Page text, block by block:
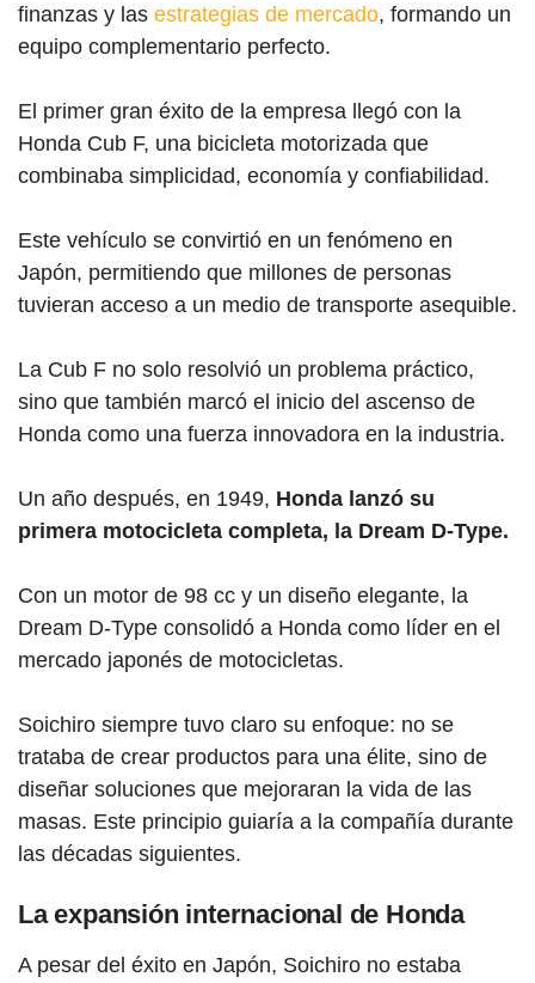
finanzas y las estrategias de mercado, formando un
equipo complementario perfecto.
El primer gran éxito de la empresa llegó con la
Honda Cub F, una bicicleta motorizada que
combinaba simplicidad, economía y confiabilidad.
Este vehículo se convirtió en un fenómeno en
Japón, permitiendo que millones de personas
tuvieran acceso a un medio de transporte asequible.
La Cub F no solo resolvió un problema práctico,
sino que también marcó el inicio del ascenso de
Honda como una fuerza innovadora en la industria.
Un año después, en 1949, Honda lanzó su
primera motocicleta completa, la Dream D-Type.
Con un motor de 98 cc y un diseño elegante, la
Dream D-Type consolidó a Honda como líder en el
mercado japonés de motocicletas.
Soichiro siempre tuvo claro su enfoque: no se
trataba de crear productos para una élite, sino de
diseñar soluciones que mejoraran la vida de las
masas. Este principio guiaría a la compañía durante
las décadas siguientes.
La expansión internacional de Honda
A pesar del éxito en Japón, Soichiro no estaba